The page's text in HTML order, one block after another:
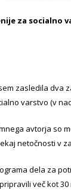
za socialno
zasledila dva
varstvo (v
avtorja so
netočnosti v
dela za
več kot